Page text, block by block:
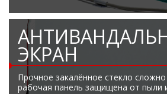
ЭКРАН
Прочное закалённое стекло
рабочая панель защищена от пыли